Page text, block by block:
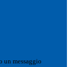
un messaggio